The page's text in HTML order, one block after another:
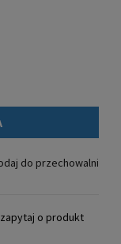
do przechowalni
zapytaj o produkt